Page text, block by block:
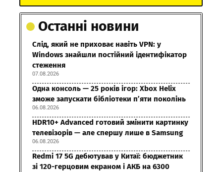
Останні новини
Слід, який не приховає навіть VPN: у
Windows знайшли постійний ідентифікатор
стеження
07.08.2026
Одна консоль — 25 років ігор: Xbox Helix
зможе запускати бібліотеки п’яти поколінь
06.08.2026
HDR10+ Advanced готовий змінити картинку
телевізорів — але спершу лише в Samsung
06.08.2026
Redmi 17 5G дебютував у Китаї: бюджетник
зі 120-герцовим екраном і АКБ на 6300